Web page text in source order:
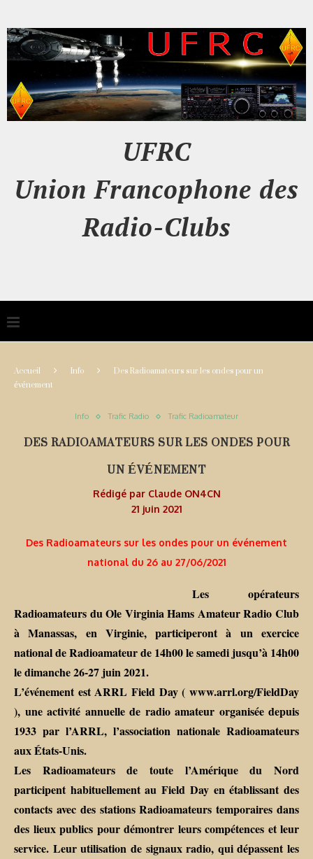
UFRC
Union Francophone des
Radio-Clubs
Accueil Info Des Radioamateurs sur les ondes pour un
événement
Info Trafic Radio Trafic Radioamateur
DES RADIOAMATEURS SUR LES ONDES POUR
UN ÉVÉNEMENT
Rédigé par Claude ON4CN
21 juin 2021
Des Radioamateurs sur les ondes pour un événement
national du 26 au 27/06/2021
Les opérateurs
Radioamateurs du Ole Virginia Hams Amateur Radio Club
à Manassas, en Virginie, participeront à un exercice
national de Radioamateur de 14h00 le samedi jusqu’à 14h00
le dimanche 26-27 juin 2021.
L’événement est ARRL Field Day ( www.arrl.org/FieldDay
), une activité annuelle de radio amateur organisée depuis
1933 par l’ARRL, l’association nationale Radioamateurs
aux États-Unis.
Les Radioamateurs de toute l’Amérique du Nord
participent habituellement au Field Day en établissant des
contacts avec des stations Radioamateurs temporaires dans
des lieux publics pour démontrer leurs compétences et leur
service. Leur utilisation de signaux radio, qui dépassent les